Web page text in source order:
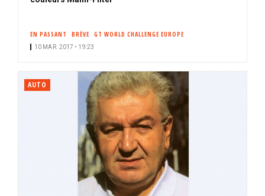
EN PASSANT BRÈVE GT WORLD CHALLENGE EUROPE
10 MAR. 2017 • 19:23
AUTO